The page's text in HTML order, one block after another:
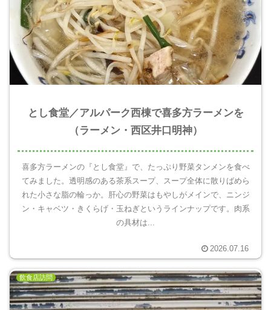
とし食堂／アルパーク西棟で喜多方ラーメンを
（ラーメン・西区井口明神）
喜多方ラーメンの『とし食堂』で、たっぷり野菜タンメンを食べ
てみました。透明感のある茶系スープ、スープ全体に散りばめら
れた小さな脂の輪っか。肝心の野菜はもやしがメインで、ニンジ
ン・キャベツ・きくらげ・玉ねぎというラインナップです。肉系
の具材は...
2026.07.16
飲食店訪問